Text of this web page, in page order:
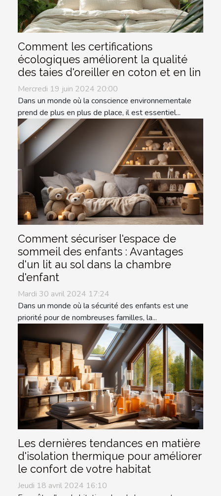
Comment les certifications
écologiques améliorent la qualité
des taies d'oreiller en coton et en lin
Mercredi 19 juin 2024 20:00
Dans un monde où la conscience environnementale
prend de plus en plus de place, il est essentiel...
Comment sécuriser l'espace de
sommeil des enfants : Avantages
d'un lit au sol dans la chambre
d'enfant
Mardi 30 avril 2024 17:24
Dans un monde où la sécurité des enfants est une
priorité pour de nombreuses familles, la...
Les dernières tendances en matière
d'isolation thermique pour améliorer
le confort de votre habitat
Jeudi 18 avril 2024 16:10